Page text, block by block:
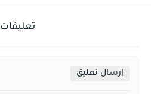
تعليقات
إرسال تعليق